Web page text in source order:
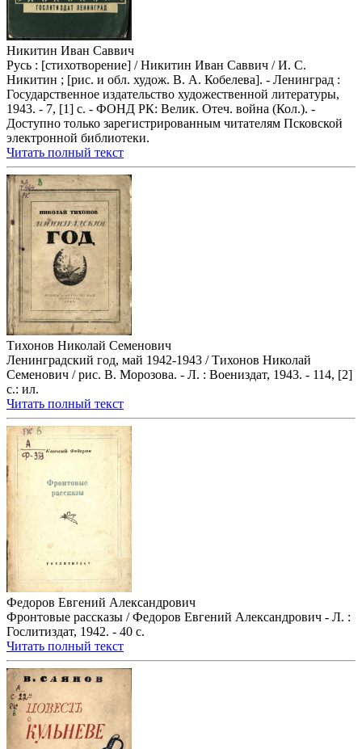
Никитин Иван Саввич
Русь : [стихотворение] / Никитин Иван Саввич / И. С.
Никитин ; [рис. и обл. худож. В. А. Кобелева]. - Ленинград :
Государственное издательство художественной литературы,
1943. - 7, [1] с. - ФОНД РК: Велик. Отеч. война (Кол.). -
Доступно только зарегистрированным читателям Псковской
электронной библиотеки.
Читать полный текст
Тихонов Николай Семенович
Ленинградский год, май 1942-1943 / Тихонов Николай
Семенович / рис. В. Морозова. - Л. : Воениздат, 1943. - 114, [2]
с.: ил.
Читать полный текст
Федоров Евгений Александрович
Фронтовые рассказы / Федоров Евгений Александрович - Л. :
Гослитиздат, 1942. - 40 с.
Читать полный текст